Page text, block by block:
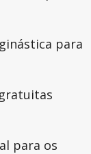
para
para os